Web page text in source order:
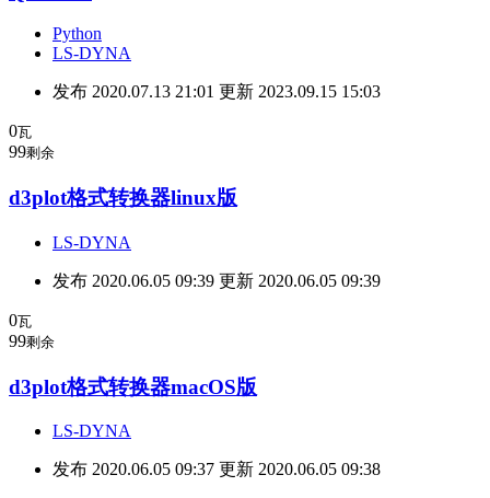
Python
LS-DYNA
发布 2020.07.13 21:01 更新 2023.09.15 15:03
0瓦
99剩余
d3plot格式转换器linux版
LS-DYNA
发布 2020.06.05 09:39 更新 2020.06.05 09:39
0瓦
99剩余
d3plot格式转换器macOS版
LS-DYNA
发布 2020.06.05 09:37 更新 2020.06.05 09:38